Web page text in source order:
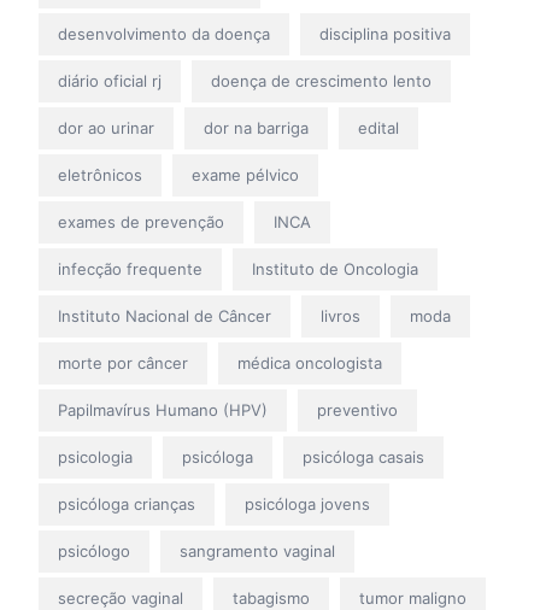
desenvolvimento da doença disciplina positiva
diário oficial rj doença de crescimento lento
dor ao urinar dor na barriga edital
eletrônicos exame pélvico
exames de prevenção INCA
infecção frequente Instituto de Oncologia
Instituto Nacional de Câncer livros moda
morte por câncer médica oncologista
Papilmavírus Humano (HPV) preventivo
psicologia psicóloga psicóloga casais
psicóloga crianças psicóloga jovens
psicólogo sangramento vaginal
secreção vaginal tabagismo tumor maligno